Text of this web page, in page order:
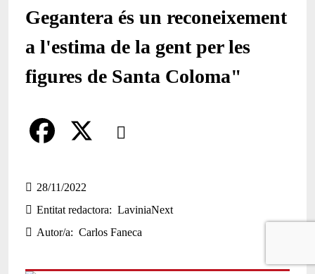
Gegantera és un reconeixement
a l'estima de la gent per les
figures de Santa Coloma"
Comparteix
a
c
e
28/11/2022
Entitat redactora
LaviniaNext
Autor/a
Carlos Faneca